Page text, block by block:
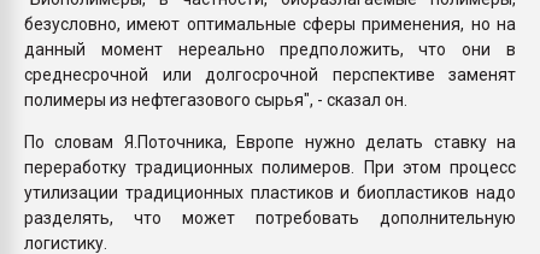
безусловно, имеют оптимальные сферы применения, но на
данный момент нереально предположить, что они в
среднесрочной или долгосрочной перспективе заменят
полимеры из нефтегазового сырья", - сказал он.
По словам Я.Поточника, Европе нужно делать ставку на
переработку традиционных полимеров. При этом процесс
утилизации традиционных пластиков и биопластиков надо
разделять, что может потребовать дополнительную
логистику.